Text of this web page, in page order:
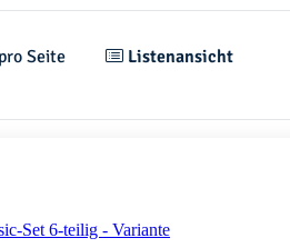
Seite Listenansicht
Set 6-teilig - Variante